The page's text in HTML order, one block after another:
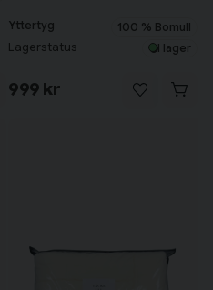
Yttertyg 100 % Bomull
Lagerstatus I lager
999 kr